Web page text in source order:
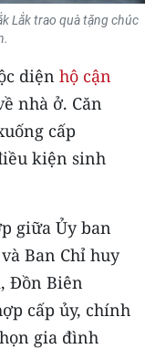
Lắk trao quà tặng chúc
diện hộ cận
nhà ở. Căn
cấp
kiện sinh
giữa Ủy ban
Ban Chỉ huy
Đồn Biên
cấp ủy, chính
gia đình